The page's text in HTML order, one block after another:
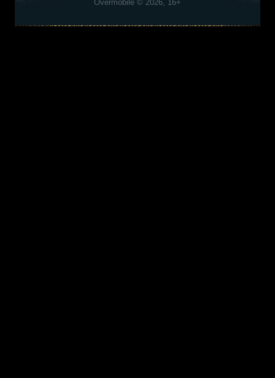
Overmobile © 2026, 16+